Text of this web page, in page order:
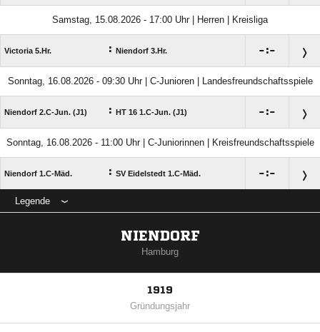
Samstag, 15.08.2026 - 17:00 Uhr | Herren | Kreisliga
Victoria 5.Hr. : Niendorf 3.Hr. :
Sonntag, 16.08.2026 - 09:30 Uhr | C-Junioren | Landesfreundschaftsspiele
Niendorf 2.C-Jun. (J1) : HT 16 1.C-Jun. (J1) :
Sonntag, 16.08.2026 - 11:00 Uhr | C-Juniorinnen | Kreisfreundschaftsspiele
Niendorf 1.C-Mäd. : SV Eidelstedt 1.C-Mäd. :
Legende
NIENDORF
Hamburg
1919
Gründungsjahr